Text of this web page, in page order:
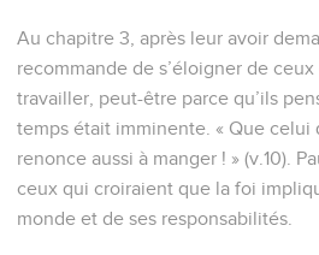
Au chapitre 3, après leur avoir
recommande de s’éloigner de
travailler, peut-être parce qu’ils
temps était imminente. « Que celui
renonce aussi à manger ! » (v.10).
ceux qui croiraient que la foi
monde et de ses responsabilités.